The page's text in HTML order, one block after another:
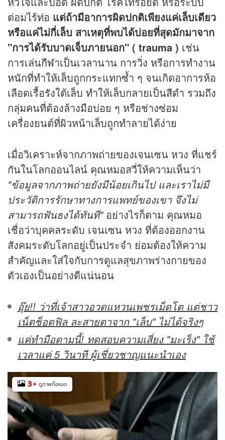
ต่อมไร้ท่อ แต่ถ้ามีอาการผิดปกติเพียงแค่เล็บเดียว
หรือแค่ไม่กี่เล็บ สาเหตุที่พบได้บ่อยที่สุดมักมาจาก
"การได้รับบาดเจ็บภายนอก" ( trauma ) เช่น
การเล่นกีฬาเป็นเวลานาน การวิ่ง หรือการทำงาน
หนักที่ทำให้เล็บถูกกระแทกซ้ำ ๆ จนเกิดอาการห้อ
เลือดเรื้อรังใต้เล็บ ทำให้เล็บกลายเป็นสีดำ รวมถึง
กลุ่มคนที่ต้องล้างมือบ่อย ๆ หรือช่างซ่อม
เครื่องยนต์ที่ผิวหน้าเล็บถูกทำลายได้ง่าย
เมื่อวิเคราะห์จากภาพถ่ายของเจนเซน หวง ที่แชร์
กันในโลกออนไลน์ คุณหมอสวี่ให้ความเห็นว่า
"ข้อมูลจากภาพถ่ายยังมีน้อยเกินไป และเราไม่มี
ประวัติการรักษาทางการแพทย์ของเขา จึงไม่
สามารถฟันธงได้ทันที"อย่างไรก็ตาม คุณหมอ
เชื่อว่าบุคคลระดับ เจนเซน หวง ที่ต้องออกงาน
สังคมระดับโลกอยู่เป็นประจำ ย่อมต้องให้ความ
สำคัญและใส่ใจกับการดูแลสุขภาพร่างกายของ
ตัวเองเป็นอย่างดีแน่นอน
อุ๊ย!! ว่าที่เจ้าสาวอวดแหวนเพชรเม็ดโต แต่ชาว
เน็ตช็อตฟิล ละสายตาจาก "เล็บ" ไม่ได้จริงๆ
แค่ทำมือตามนี้! ทดสอบความเสี่ยง "มะเร็ง" ใช้
เวลาแค่ 5 วินาที ผู้เชี่ยวชาญแนะนำเอง
3+ ดูภาพทั้งหมด